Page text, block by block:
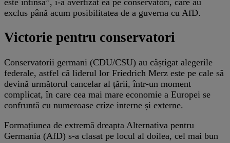
exclus până acum posibilitatea de a guverna cu AfD.
Victorie pentru conservatori
Conservatorii germani (CDU/CSU) au câștigat alegerile
federale, astfel că liderul lor Friedrich Merz este pe cale să
devină următorul cancelar al țării, într-un moment
complicat, în care cea mai mare economie a Europei se
confruntă cu numeroase crize interne și externe.
Formațiunea de extremă dreapta Alternativa pentru
Germania (AfD) s-a clasat pe locul al doilea, cel mai bun